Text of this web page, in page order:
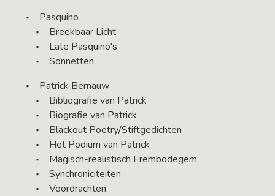
Pasquino
Breekbaar Licht
Late Pasquino's
Sonnetten
Patrick Bernauw
Bibliografie van Patrick
Biografie van Patrick
Blackout Poetry/Stiftgedichten
Het Podium van Patrick
Magisch-realistisch Erembodegem
Synchroniciteiten
Voordrachten